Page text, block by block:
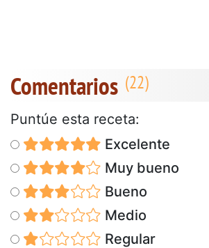
Comentarios
Puntúe esta receta:
Excelente
Muy bueno
Bueno
Medio
Regular